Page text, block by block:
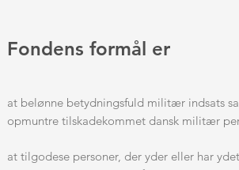
Fondens formål er
at belønne betydningsfuld militær indsats
opmuntre tilskadekommet dansk militær
at tilgodese personer, der yder eller har